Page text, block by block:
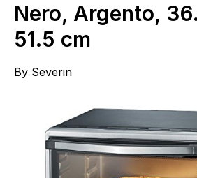
Nero, Argento,
51.5 cm
By Severin